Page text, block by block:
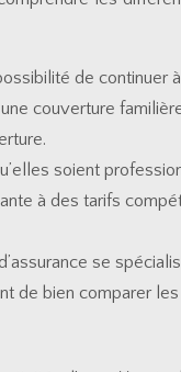
de
couverture
soient
à des tarifs
se
bien comparer